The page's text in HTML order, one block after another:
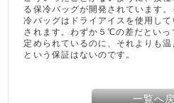
る保冷バッグが開発されています
冷バッグはドライアイスを使用し
されます。わずか５℃の差だとい
定められているのに、それよりも
という保証はないのです。
一覧へ